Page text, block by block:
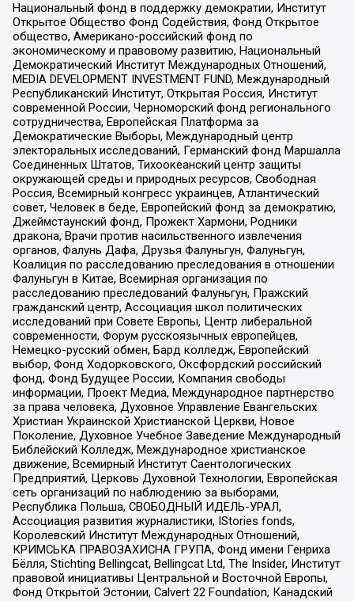
Национальный фонд в поддержку демократии, Институт
Открытое Общество Фонд Содействия, Фонд Открытое
общество, Американо-российский фонд по
экономическому и правовому развитию, Национальный
Демократический Институт Международных Отношений,
MEDIA DEVELOPMENT INVESTMENT FUND, Международный
Республиканский Институт, Открытая Россия, Институт
современной России, Черноморский фонд регионального
сотрудничества, Европейская Платформа за
Демократические Выборы, Международный центр
электоральных исследований, Германский фонд Маршалла
Соединенных Штатов, Тихоокеанский центр защиты
окружающей среды и природных ресурсов, Свободная
Россия, Всемирный конгресс украинцев, Атлантический
совет, Человек в беде, Европейский фонд за демократию,
Джеймстаунский фонд, Прожект Хармони, Родники
дракона, Врачи против насильственного извлечения
органов, Фалунь Дафа, Друзья Фалуньгун, Фалуньгун,
Коалиция по расследованию преследования в отношении
Фалуньгун в Китае, Всемирная организация по
расследованию преследований Фалуньгун, Пражский
гражданский центр, Ассоциация школ политических
исследований при Совете Европы, Центр либеральной
современности, Форум русскоязычных европейцев,
Немецко-русский обмен, Бард колледж, Европейский
выбор, Фонд Ходорковского, Оксфордский российский
фонд, Фонд Будущее России, Компания свободы
информации, Проект Медиа, Международное партнерство
за права человека, Духовное Управление Евангельских
Христиан Украинской Христианской Церкви, Новое
Поколение, Духовное Учебное Заведение Международный
Библейский Колледж, Международное христианское
движение, Всемирный Институт Саентологических
Предприятий, Церковь Духовной Технологии, Европейская
сеть организаций по наблюдению за выборами,
Республика Польша, СВОБОДНЫЙ ИДЕЛЬ-УРАЛ,
Ассоциация развития журналистики, IStories fonds,
Королевский Институт Международных Отношений,
КРИМСЬКА ПРАВОЗАХИСНА ГРУПА, Фонд имени Генриха
Бёлля, Stichting Bellingcat, Bellingcat Ltd, The Insider, Институт
правовой инициативы Центральной и Восточной Европы,
Фонд Открытой Эстонии, Calvert 22 Foundation, Канадский